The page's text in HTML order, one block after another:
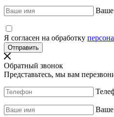
Я согласен на обработку
Обратный звонок
Представьтесь, мы вам